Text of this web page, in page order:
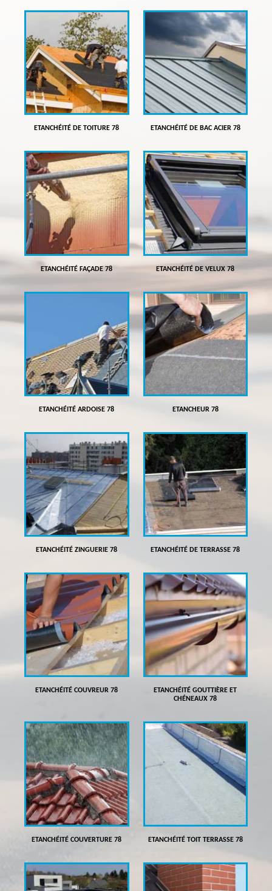
ETANCHÉITÉ DE TOITURE 78 ETANCHÉITÉ DE BAC ACIER 78
ETANCHÉITÉ FAÇADE 78 ETANCHÉITÉ DE VELUX 78
ETANCHÉITÉ ARDOISE 78 ETANCHEUR 78
ETANCHÉITÉ ZINGUERIE 78 ETANCHÉITÉ DE TERRASSE 78
ETANCHÉITÉ COUVREUR 78
ETANCHÉITÉ GOUTTIÈRE ET
CHÉNEAUX 78
ETANCHÉITÉ COUVERTURE 78 ETANCHÉITÉ TOIT TERRASSE 78